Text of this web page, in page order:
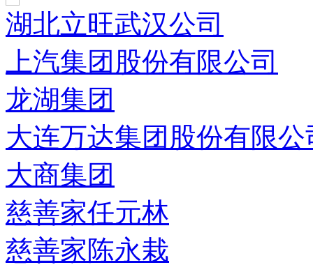
湖北立旺武汉公司
上汽集团股份有限公司
龙湖集团
大连万达集团股份有限公
大商集团
慈善家任元林
慈善家陈永栽